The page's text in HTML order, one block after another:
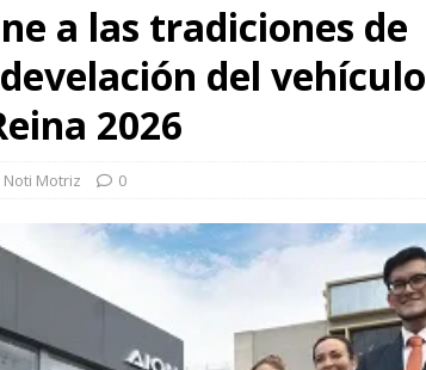
a las tradiciones de
del vehículo
2026
Noti Motriz 0